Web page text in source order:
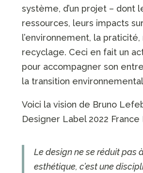
système, d’un projet – dont
ressources, leurs impacts sur
l’environnement, la
recyclage. Ceci en fait un
pour accompagner son
la transition
Voici la vision de Bruno
Designer Label 2022 France
Le design ne se réduit pas
esthétique, c’est une